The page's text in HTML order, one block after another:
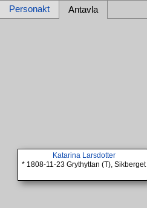
Personakt Antavla
Katarina Larsdotter
* 1808-11-23 Grythyttan (T), Sikberget